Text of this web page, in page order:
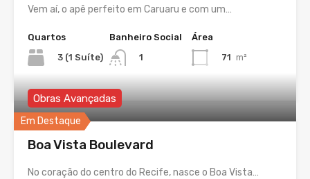
Vem aí, o apê perfeito em Caruaru e com um…
Quartos
3 (1 Suíte)
Banheiro Social
1
Área
71 m²
Em Destaque
Obras Avançadas
Boa Vista Boulevard
No coração do centro do Recife, nasce o Boa Vista…